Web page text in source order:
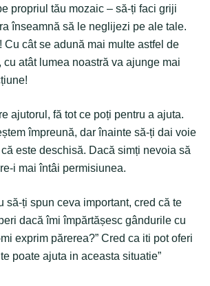
propriul tău mozaic – să-ți faci griji
înseamnă să le neglijezi pe ale tale.
Cu cât se adună mai multe astfel de
cu atât lumea noastră va ajunge mai
ajutorul, fă tot ce poți pentru a ajuta.
împreună, dar înainte să-ți dai voie
este deschisă. Dacă simți nevoia să
i mai întâi permisiunea.
să-ți spun ceva important, cred că te
dacă îmi împărtășesc gândurile cu
exprim părerea?” Cred ca iti pot oferi
poate ajuta in aceasta situatie”